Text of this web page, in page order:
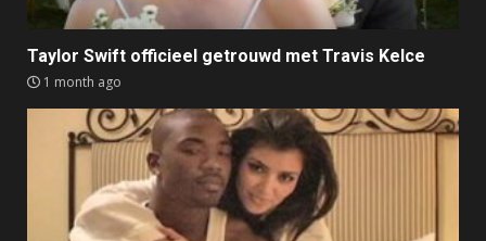
Taylor Swift officieel getrouwd met Travis Kelce
1 month ago